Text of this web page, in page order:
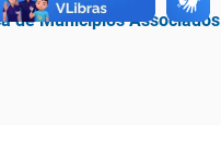
de Municípios Associados